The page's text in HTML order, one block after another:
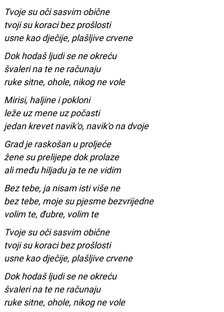
Tvoje su oči sasvim obične
tvoji su koraci bez prošlosti
usne kao dječije, plašljive crvene
Dok hodaš ljudi se ne okreću
švaleri na te ne računaju
ruke sitne, ohole, nikog ne vole
Mirisi, haljine i pokloni
leže uz mene uz počasti
jedan krevet navik'o, navik'o na dvoje
Grad je raskošan u proljeće
žene su prelijepe dok prolaze
ali među hiljadu ja te ne vidim
Bez tebe, ja nisam isti više ne
bez tebe, moje su pjesme bezvrijedne
volim te, đubre, volim te
Tvoje su oči sasvim obične
tvoji su koraci bez prošlosti
usne kao dječije, plašljive crvene
Dok hodaš ljudi se ne okreću
švaleri na te ne računaju
ruke sitne, ohole, nikog ne vole